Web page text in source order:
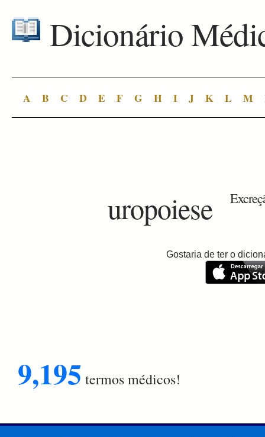
Dicionário
A B C D E F G H I J K L M
uropoiese
Gostaria de ter o
9,195 termos médicos!